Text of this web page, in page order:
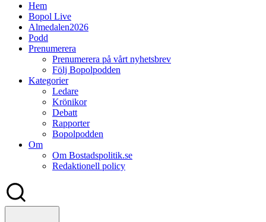
Hem
Bopol Live
Almedalen2026
Podd
Prenumerera
Prenumerera på vårt nyhetsbrev
Följ Bopolpodden
Kategorier
Ledare
Krönikor
Debatt
Rapporter
Bopolpodden
Om
Om Bostadspolitik.se
Redaktionell policy